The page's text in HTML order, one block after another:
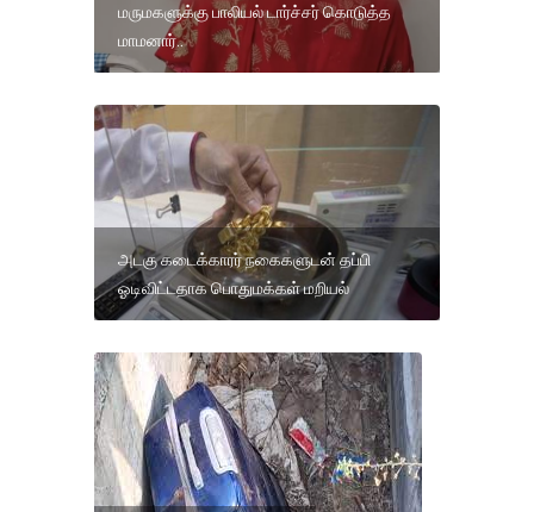
மருமகளுக்கு பாலியல் டார்ச்சர் கொடுத்த
மாமனார்..
அடகு கடைக்காரர் நகைகளுடன் தப்பி
ஓடிவிட்டதாக பொதுமக்கள் மறியல்